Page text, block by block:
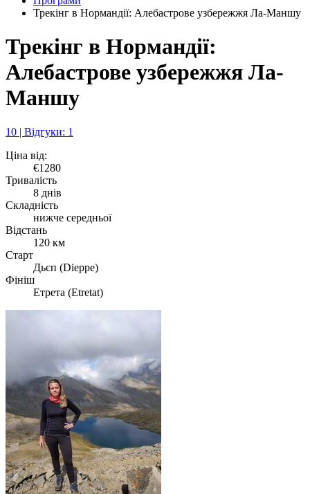
Трекінг в Нормандії: Алебастрове узбережжя Ла-Маншу
Трекінг в Нормандії:
Алебастрове узбережжя Ла-
Маншу
10 | Відгуки: 1
Ціна від:
€1280
Тривалість
8 днів
Складність
нижче середньої
Відстань
120 км
Старт
Дьєп (Dieppe)
Фініш
Етрета (Etretat)